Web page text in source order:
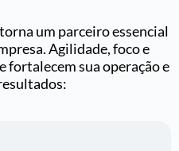
um parceiro essencial
Agilidade, foco e
fortalecem sua operação e